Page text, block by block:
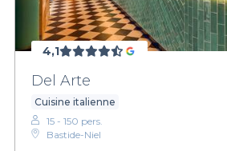
4,1
Del Arte
Cuisine italienne
15 - 150 pers.
Bastide-Niel